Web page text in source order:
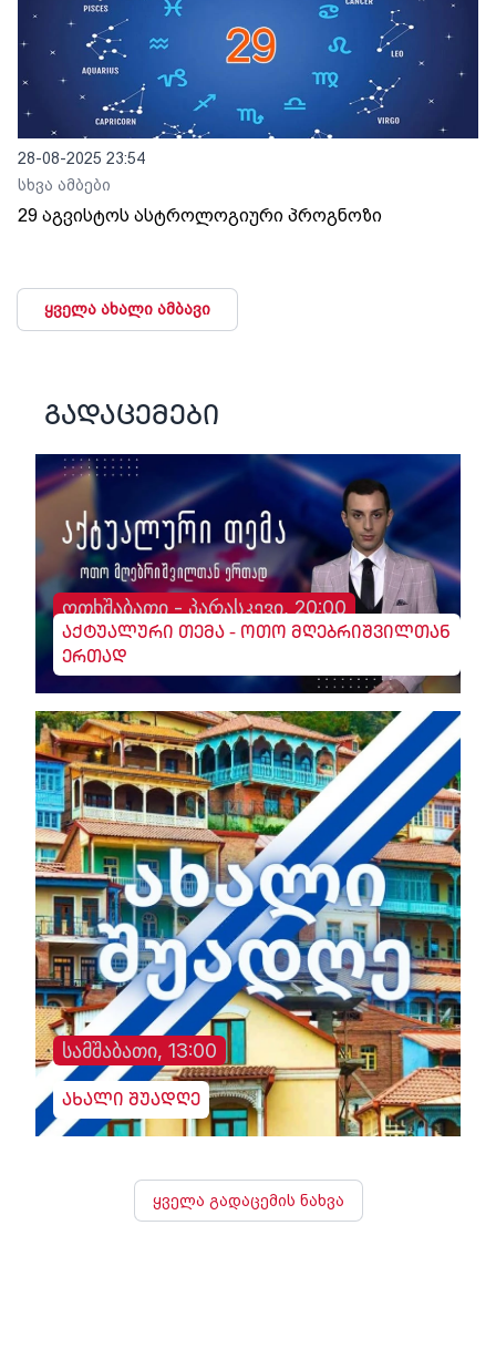
28-08-2025 23:54
სხვა ამბები
29 აგვისტოს ასტროლოგიური პროგნოზი
ყველა ახალი ამბავი
გადაცემები
ოთხშაბათი - პარასკევი, 20:00
აქტუალური თემა - ოთო მღებრიშვილთან
ერთად
სამშაბათი, 13:00
ახალი შუადღე
ყველა გადაცემის ნახვა